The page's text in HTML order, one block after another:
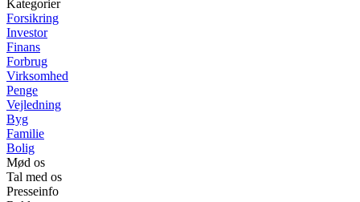
Kategorier
Forsikring
Investor
Finans
Forbrug
Virksomhed
Penge
Vejledning
Byg
Familie
Bolig
Mød os
Tal med os
Presseinfo